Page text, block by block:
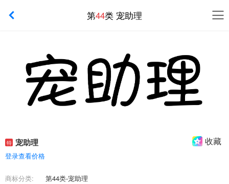
第44类 宠助理
特 宠助理 收藏
登录查看价格
商标分类:
第44类-宠助理